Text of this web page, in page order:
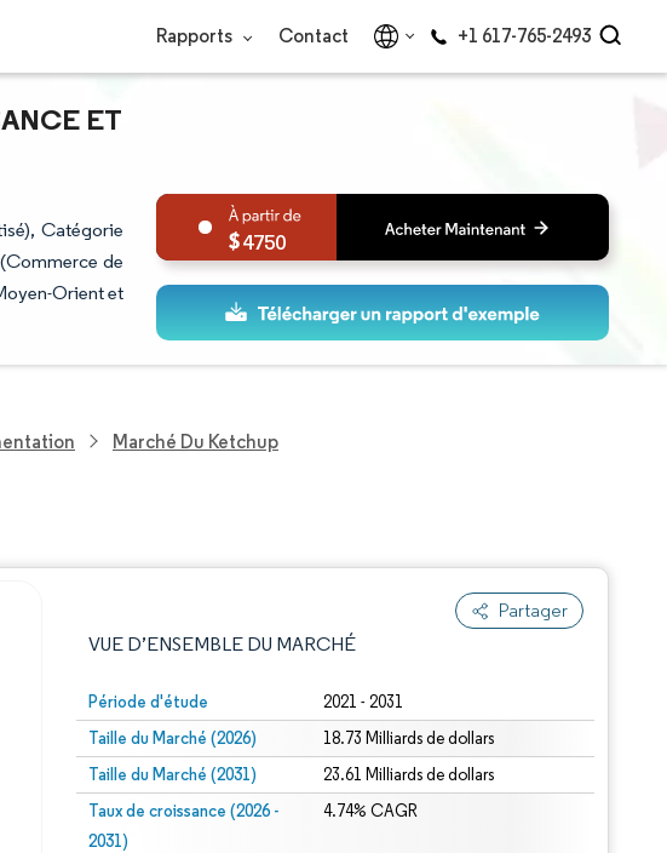
Rapports Contact +1 617-765-2493
ET
Catégorie
de
Orient et
4750
Marché Du Ketchup
Partager
VUE D’ENSEMBLE DU MARCHÉ
Période d'étude 2021 - 2031
Taille du Marché (2026) 18.73 Milliards de dollars
Taille du Marché (2031) 23.61 Milliards de dollars
Taux de croissance (2026 -
2031)
4.74% CAGR